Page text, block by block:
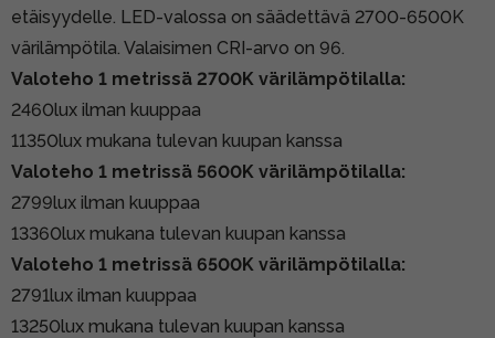
etäisyydelle. LED-valossa on säädettävä 2700-6500K
värilämpötila. Valaisimen CRI-arvo on 96.
Valoteho 1 metrissä 2700K värilämpötilalla:
2460lux ilman kuuppaa
11350lux mukana tulevan kuupan kanssa
Valoteho 1 metrissä 5600K värilämpötilalla:
2799lux ilman kuuppaa
13360lux mukana tulevan kuupan kanssa
Valoteho 1 metrissä 6500K värilämpötilalla:
2791lux ilman kuuppaa
13250lux mukana tulevan kuupan kanssa